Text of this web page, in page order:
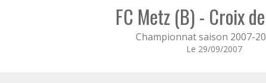
FC Metz (B) - Croix
Championnat saison 2007-
Le 29/09/2007